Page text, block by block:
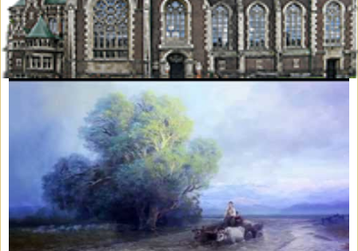
Запрошуємо прослухати пісню у виконанні Блаженнішого
Святослава на вірші Тараса Шевченка "По діброві вітер віє"